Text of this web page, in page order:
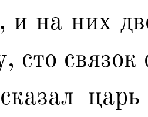
и на них
сто